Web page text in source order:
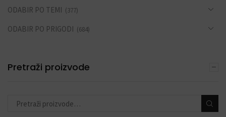
ODABIR PO TEMI (377)
ODABIR PO PRIGODI (684)
PERSONALIZACIJA (22)
Pretraži proizvode